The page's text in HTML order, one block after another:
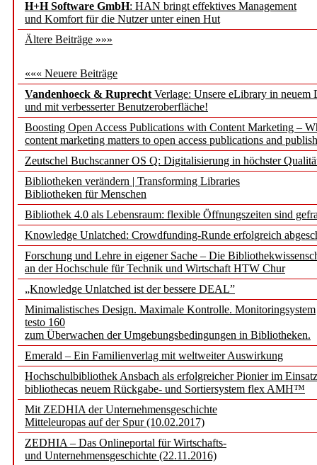
H+H Software GmbH: HAN bringt effektives Management
und Komfort für die Nutzer unter einen Hut
Ältere Beiträge »»»
««« Neuere Beiträge
Vandenhoeck & Ruprecht Verlage: Unsere eLibrary in neuem
und mit verbesserter Benutzeroberfläche!
Boosting Open Access Publications with Content Marketing –
content marketing matters to open access publications and
Zeutschel Buchscanner OS Q: Digitalisierung in höchster
Bibliotheken verändern | Transforming Libraries
Bibliotheken für Menschen
Bibliothek 4.0 als Lebensraum: flexible Öffnungszeiten sind
Knowledge Unlatched: Crowdfunding-Runde erfolgreich
Forschung und Lehre in eigener Sache – Die
an der Hochschule für Technik und Wirtschaft HTW Chur
„Knowledge Unlatched ist der bessere DEAL”
Minimalistisches Design. Maximale Kontrolle. Monitoringsystem
testo 160
zum Überwachen der Umgebungsbedingungen in Bibliotheken.
Emerald – Ein Familienverlag mit weltweiter Auswirkung
Hochschulbibliothek Ansbach als erfolgreicher Pionier im
bibliothecas neuem Rückgabe- und Sortiersystem flex AMH™
Mit ZEDHIA der Unternehmensgeschichte
Mitteleuropas auf der Spur (10.02.2017)
ZEDHIA – Das Onlineportal für Wirtschafts-
und Unternehmensgeschichte (22.11.2016)